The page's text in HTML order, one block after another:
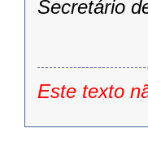
Secretário
Este texto